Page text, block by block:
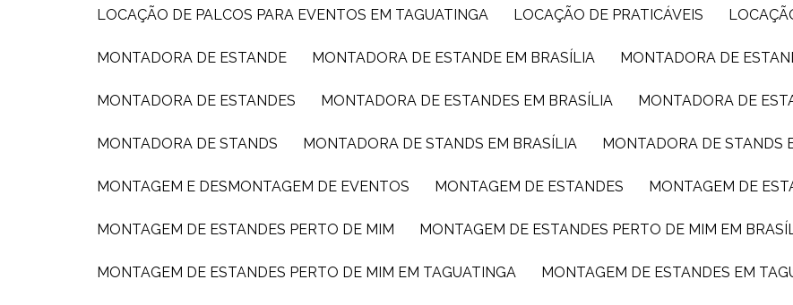
LOCAÇÃO DE PALCOS PARA EVENTOS EM TAGUATINGA LOCAÇÃO DE PRATICÁVEIS
MONTADORA DE ESTANDE MONTADORA DE ESTANDE EM BRASÍLIA MONTADORA DE
MONTADORA DE ESTANDES MONTADORA DE ESTANDES EM BRASÍLIA MONTADORA DE
MONTADORA DE STANDS MONTADORA DE STANDS EM BRASÍLIA MONTADORA DE STANDS
MONTAGEM E DESMONTAGEM DE EVENTOS MONTAGEM DE ESTANDES MONTAGEM DE
MONTAGEM DE ESTANDES PERTO DE MIM MONTAGEM DE ESTANDES PERTO DE MIM EM
MONTAGEM DE ESTANDES PERTO DE MIM EM TAGUATINGA MONTAGEM DE ESTANDES EM